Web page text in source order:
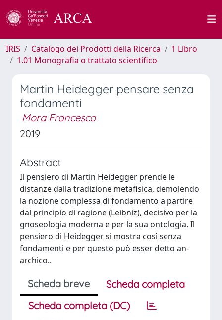
IRIS Catalogo dei Prodotti della Ricerca
1 Libro
1.01 Monografia o trattato scientifico
Martin Heidegger pensare senza
fondamenti
Mora Francesco
2019
Abstract
Il pensiero di Martin Heidegger prende le
distanze dalla tradizione metafisica, demolendo
la nozione complessa di fondamento a partire
dal principio di ragione (Leibniz), decisivo per la
gnoseologia moderna e per la sua ontologia. Il
pensiero di Heidegger si mostra così senza
fondamenti e per questo può esser detto an-
archico..
Scheda breve
Scheda completa
Scheda completa (DC)